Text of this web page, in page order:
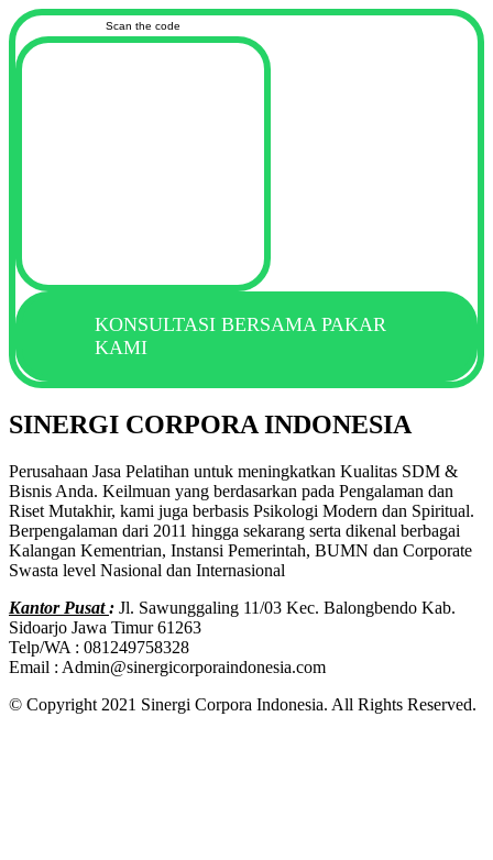
Scan the code
KONSULTASI BERSAMA PAKAR
KAMI
SINERGI CORPORA INDONESIA
Perusahaan Jasa Pelatihan untuk meningkatkan Kualitas SDM &
Bisnis Anda. Keilmuan yang berdasarkan pada Pengalaman dan
Riset Mutakhir, kami juga berbasis Psikologi Modern dan Spiritual.
Berpengalaman dari 2011 hingga sekarang serta dikenal berbagai
Kalangan Kementrian, Instansi Pemerintah, BUMN dan Corporate
Swasta level Nasional dan Internasional
Kantor Pusat: Jl. Sawunggaling 11/03 Kec. Balongbendo Kab.
Sidoarjo Jawa Timur 61263
Telp/WA : 081249758328
Email : Admin@sinergicorporaindonesia.com
© Copyright 2021 Sinergi Corpora Indonesia. All Rights Reserved.